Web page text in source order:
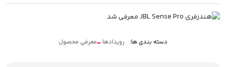
دسته بندی ها: رویدادها معرفی محصول